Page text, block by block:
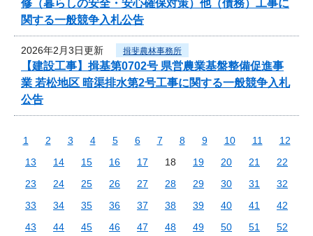
修（暮らしの安全・安心確保対策）他（債務）工事に
関する一般競争入札公告
2026年2月3日更新 揖斐農林事務所
【建設工事】揖基第0702号 県営農業基盤整備促進事
業 若松地区 暗渠排水第2号工事に関する一般競争入札
公告
1 2 3 4 5 6 7 8 9 10 11
12
13
14 15 16 17 18 19 20 21
22
23
24 25 26 27 28 29 30 31
32
33
34 35 36 37 38 39 40 41
42
43
44 45 46 47 48 49 50 51
52